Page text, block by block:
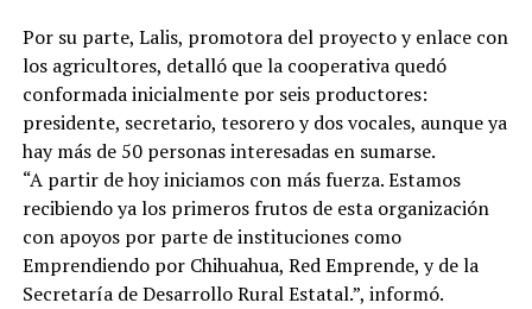
Por su parte, Lalis, promotora del proyecto y enlace con
los agricultores, detalló que la cooperativa quedó
conformada inicialmente por seis productores:
presidente, secretario, tesorero y dos vocales, aunque ya
hay más de 50 personas interesadas en sumarse.
“A partir de hoy iniciamos con más fuerza. Estamos
recibiendo ya los primeros frutos de esta organización
con apoyos por parte de instituciones como
Emprendiendo por Chihuahua, Red Emprende, y de la
Secretaría de Desarrollo Rural Estatal.”, informó.